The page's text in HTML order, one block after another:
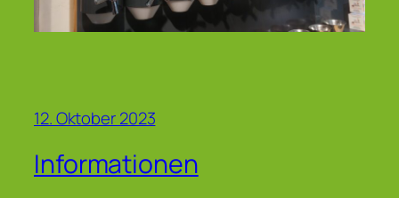
12. Oktober 2023
Informationen